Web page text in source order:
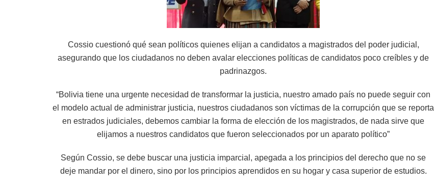
Cossio cuestionó qué sean políticos quienes elijan a candidatos a magistrados del poder judicial,
asegurando que los ciudadanos no deben avalar elecciones políticas de candidatos poco creíbles y de
padrinazgos.
“Bolivia tiene una urgente necesidad de transformar la justicia, nuestro amado país no puede seguir con
el modelo actual de administrar justicia, nuestros ciudadanos son víctimas de la corrupción que se reporta
en estrados judiciales, debemos cambiar la forma de elección de los magistrados, de nada sirve que
elijamos a nuestros candidatos que fueron seleccionados por un aparato político”
Según Cossio, se debe buscar una justicia imparcial, apegada a los principios del derecho que no se
deje mandar por el dinero, sino por los principios aprendidos en su hogar y casa superior de estudios.